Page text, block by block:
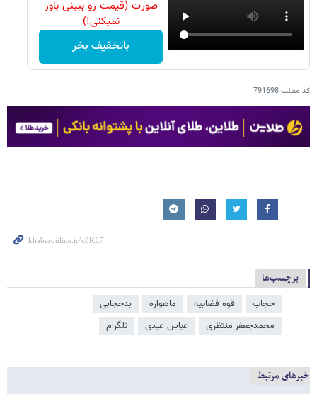
صورت (قیمت رو ببینی باور
نمیکنی!)
باتخفیف بخر
کد مطلب791698
برچسب‌ها
حجاب قوه قضاییه ماهواره
بدحجابی
محمدجعفر منتظری
عباس عبدی تلگرام
خبرهای مرتبط